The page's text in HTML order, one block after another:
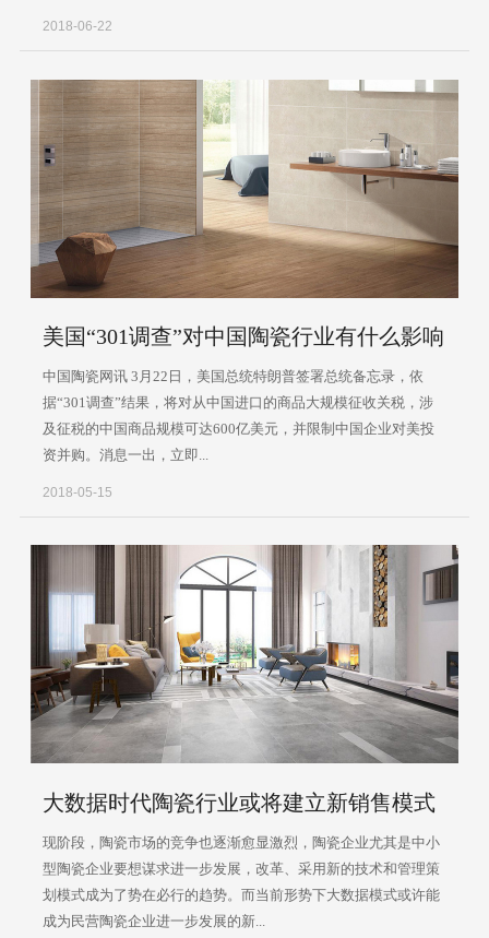
2018-06-22
美国“301调查”对中国陶瓷行业有什么影响
中国陶瓷网讯 3月22日，美国总统特朗普签署总统备忘录，依
据“301调查”结果，将对从中国进口的商品大规模征收关税，涉
及征税的中国商品规模可达600亿美元，并限制中国企业对美投
资并购。消息一出，立即...
2018-05-15
大数据时代陶瓷行业或将建立新销售模式
现阶段，陶瓷市场的竞争也逐渐愈显激烈，陶瓷企业尤其是中小
型陶瓷企业要想谋求进一步发展，改革、采用新的技术和管理策
划模式成为了势在必行的趋势。而当前形势下大数据模式或许能
成为民营陶瓷企业进一步发展的新...